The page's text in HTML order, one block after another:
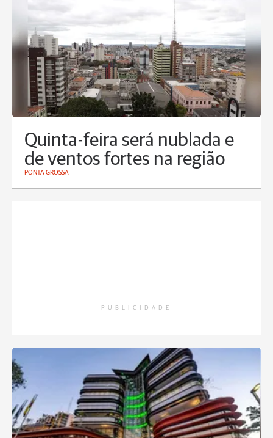
Quinta-feira será nublada e
de ventos fortes na região
PONTA GROSSA
PUBLICIDADE